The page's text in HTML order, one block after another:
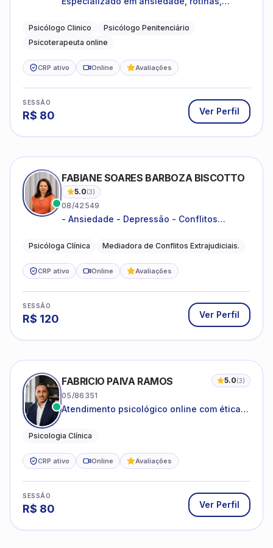
familiares e questões comportamentais.
Psicólogo Clinico
Psicólogo Penitenciário
Psicoterapeuta online
CRP ativo Online Avaliações
SESSÃO
R$ 80 Ver Perfil
FABIANE SOARES BARBOZA BISCOTTO
5.0(3)
08/42549
- Ansiedade - Depressão - Conflitos
relacionamentos - Autoestima -
Psicóloga Clínica Mediadora de Conflitos Extrajudiciais.
CRP ativo Online Avaliações
SESSÃO
R$ 120 Ver Perfil
FABRICIO PAIVA RAMOS 5.0(3)
05/86351
Atendimento psicológico online com ética,
Psicologia Clínica
CRP ativo Online Avaliações
SESSÃO
R$ 80 Ver Perfil